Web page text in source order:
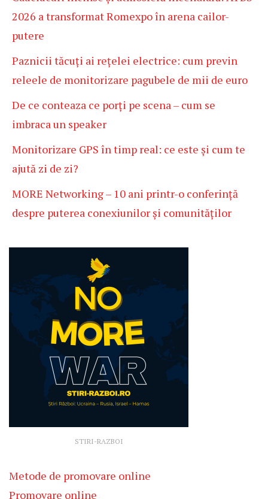
2026 a transformat Romexpo în arena cailor-
putere
Paznicii tăcuți ai rețelei electrice: cum previn
releele de monitorizare pagubele de mii de euro
De ce conteaza ce porți pe scena – cum se
imbraca un speaker
Monitorizare GPS în timp real: ce este și cum te
ajută zi de zi?
MORE Networking – 10 ani printr-o conferință
despre puterea conexiunilor și comunităților
STIRI-RAZBOI
Metode de promovare online
Promovare online